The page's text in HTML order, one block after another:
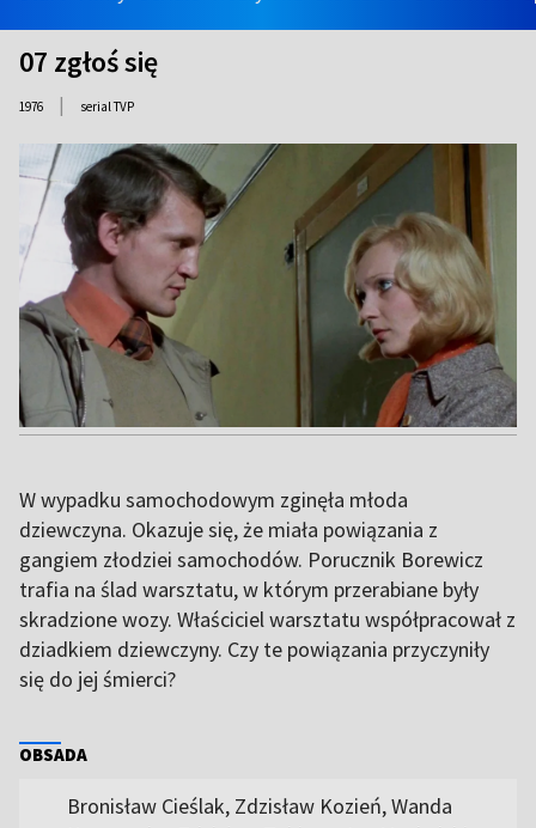
07 zgłoś się
1976 | serial TVP
W wypadku samochodowym zginęła młoda
dziewczyna. Okazuje się, że miała powiązania z
gangiem złodziei samochodów. Porucznik Borewicz
trafia na ślad warsztatu, w którym przerabiane były
skradzione wozy. Właściciel warsztatu współpracował z
dziadkiem dziewczyny. Czy te powiązania przyczyniły
się do jej śmierci?
OBSADA
Bronisław Cieślak, Zdzisław Kozień, Wanda